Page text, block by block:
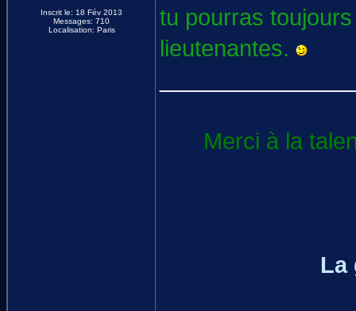
Inscrit le: 18 Fév 2013
Messages: 710
Localisation: Paris
tu pourras
lieutenantes.
Merci à la
La